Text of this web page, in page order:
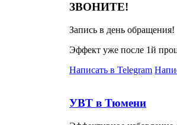
ЗВОНИТЕ!
Запись в день обращения!
Эффект уже после 1й
Написать в Telegram
УВТ в Тюмени